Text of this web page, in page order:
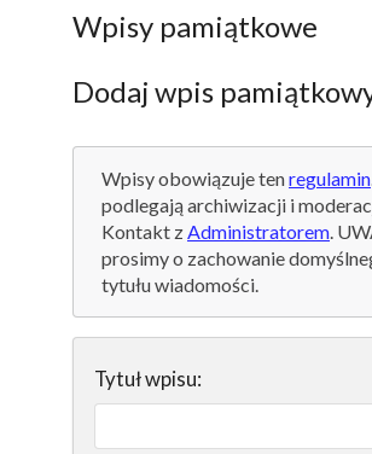
Wpisy pamiątkowe
Dodaj wpis
Wpisy obowiązuje tenregulamin
podlegają archiwizacji i
Kontakt zAdministratorem.
prosimy o zachowanie
tytułu wiadomości.
Tytuł wpisu: